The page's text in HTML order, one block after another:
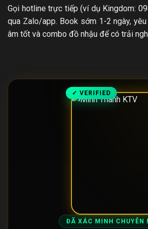
Gọi hotline trực tiếp (ví dụ Kingdom:
qua Zalo/app. Book sớm 1-2 ngày,
âm tốt và combo đồ nhậu để có trải
✓ VERIFIED
ĐÃ XÁC MINH CHUYÊN